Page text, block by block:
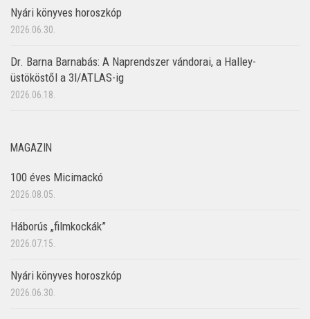
Nyári könyves horoszkóp
2026.06.30.
Dr. Barna Barnabás: A Naprendszer vándorai, a Halley-
üstököstől a 3I/ATLAS-ig
2026.06.18.
MAGAZIN
100 éves Micimackó
2026.08.05.
Háborús „filmkockák”
2026.07.15.
Nyári könyves horoszkóp
2026.06.30.